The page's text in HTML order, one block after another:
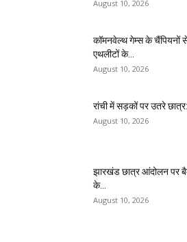
August 10, 2026
कॉमनवेल्थ गेम्स के चैंपियनों से
एथलीटों के...
August 10, 2026
रांची में सड़कों पर उतरे छात्र:
August 10, 2026
झारखंड छात्र आंदोलन पर
के...
August 10, 2026